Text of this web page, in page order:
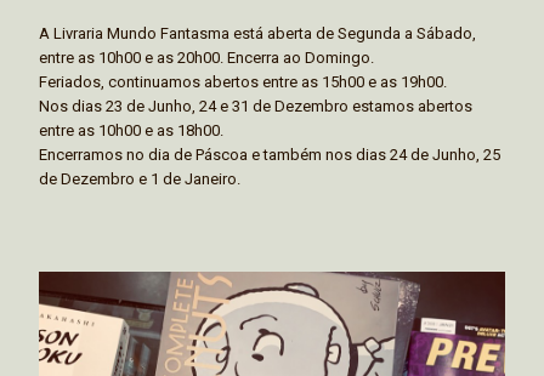
A Livraria Mundo Fantasma está aberta de Segunda a Sábado,
entre as 10h00 e as 20h00. Encerra ao Domingo.
Feriados, continuamos abertos entre as 15h00 e as 19h00.
Nos dias 23 de Junho, 24 e 31 de Dezembro estamos abertos
entre as 10h00 e as 18h00.
Encerramos no dia de Páscoa e também nos dias 24 de Junho, 25
de Dezembro e 1 de Janeiro.